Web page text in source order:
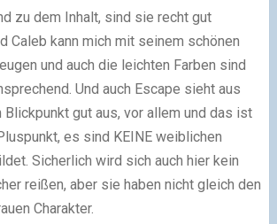
zu dem Inhalt, sind sie recht gut
Caleb kann mich mit seinem schönen
und auch die leichten Farben sind
Und auch Escape sieht aus
gut aus, vor allem und das ist
es sind KEINE weiblichen
Sicherlich wird sich auch hier kein
reißen, aber sie haben nicht gleich den
Charakter.